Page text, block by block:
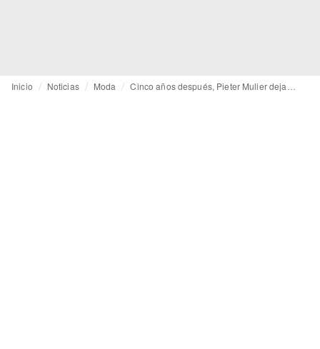
Inicio Noticias Moda